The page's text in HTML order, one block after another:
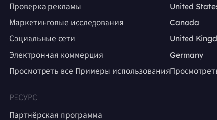
Проверка рекламы
Маркетинговые исследования
Социальные сети
Электронная коммерция
Просмотреть все Примеры использования
United
Canada
United
Germany
РЕСУРС
Партнёрская программа